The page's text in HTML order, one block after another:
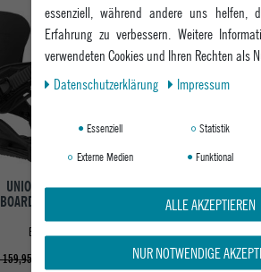
-19%
UNION KINDER
CADET
PRO
BLACK
€
BURTON
MISSION
NEO-MINT/
UVP 179,95 €
essenziell, während andere uns helfen,
Erfahrung zu verbessern. Weitere
verwendeten Cookies und Ihren Rechten als
Daten­schutz­erklärung
Impressum
Essenziell Statistik
Externe Medien
Funktional
ALLE AKZEPTIEREN
NUR NOTWENDIGE